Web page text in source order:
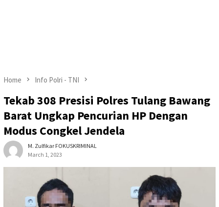
Home Info Polri - TNI
Tekab 308 Presisi Polres Tulang Bawang
Barat Ungkap Pencurian HP Dengan
Modus Congkel Jendela
M. Zulfikar FOKUSKRIMINAL
March 1, 2023